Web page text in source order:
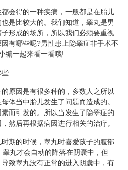
会得的一种疾病，一般都是在胎儿
是比较大的。我们知道，睾丸是男
形成的场所，所以我们必须要重视
有哪些呢?男性患上隐睾症非手术不
编一起来看一看哦!
些
原因是有很多种的，多数人之所以
体当中胎儿发生了问题而造成的。
而引发的。所以当发生了隐睾症的
然后再根据病因进行相关的治疗。
期的时候，睾丸时喜爱孩子的腹部
丸才会自动的降落在阴囊中，但
致睾丸没有正常的进入阴囊中，有